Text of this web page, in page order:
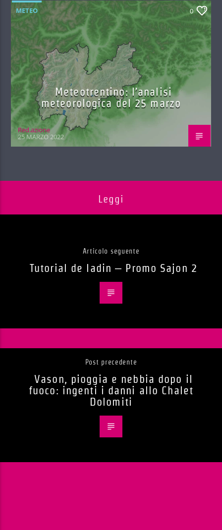
METEO 0
Meteotrentino: l’analisi
meteorologica del 25 marzo
Red.azione
25 MARZO 2022
Leggi
Articolo seguente
Tutorial de ladin – Promo Sajon 2
Post precedente
Vason, pioggia e nebbia dopo il
fuoco: ingenti i danni allo Chalet
Dolomiti